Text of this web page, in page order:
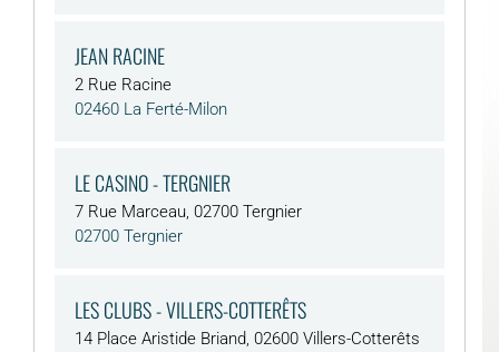
JEAN RACINE
2 Rue Racine
02460 La Ferté-Milon
LE CASINO - TERGNIER
7 Rue Marceau, 02700 Tergnier
02700 Tergnier
LES CLUBS - VILLERS-COTTERÊTS
14 Place Aristide Briand, 02600 Villers-Cotterêts